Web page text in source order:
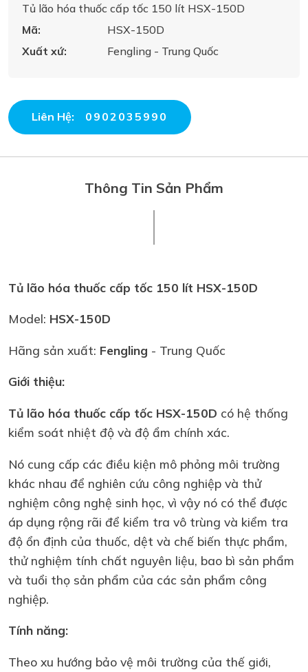
Tủ lão hóa thuốc cấp tốc 150 lít HSX-150D
Mã:
HSX-150D
Xuất xứ:
Fengling - Trung Quốc
Liên Hệ: 0902035990
Thông Tin Sản Phẩm
Tủ lão hóa thuốc cấp tốc 150 lít HSX-150D
Model: HSX-150D
Hãng sản xuất: Fengling - Trung Quốc
Giới thiệu:
Tủ lão hóa thuốc cấp tốc HSX-150D có hệ thống
kiểm soát nhiệt độ và độ ẩm chính xác.
Nó cung cấp các điều kiện mô phỏng môi trường
khác nhau để nghiên cứu công nghiệp và thử
nghiệm công nghệ sinh học, vì vậy nó có thể được
áp dụng rộng rãi để kiểm tra vô trùng và kiểm tra
độ ổn định của thuốc, dệt và chế biến thực phẩm,
thử nghiệm tính chất nguyên liệu, bao bì sản phẩm
và tuổi thọ sản phẩm của các sản phẩm công
nghiệp.
Tính năng:
Theo xu hướng bảo vệ môi trường của thế giới,